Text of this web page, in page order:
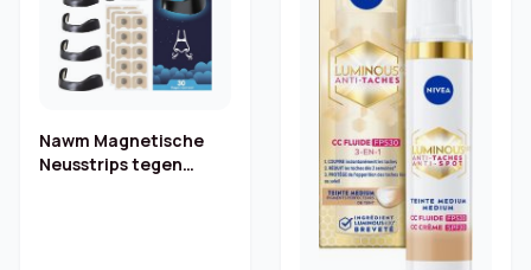
Nawm Magnetische
Neusstrips tegen